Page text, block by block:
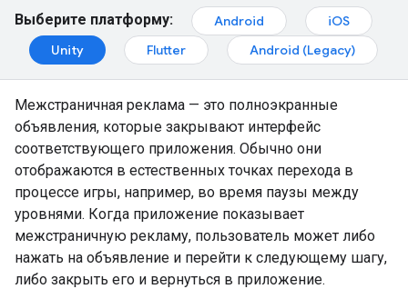
Выберите платформу: Android
iOS
Unity
Flutter Android (Legacy)
Межстраничная реклама — это полноэкранные
объявления, которые закрывают интерфейс
соответствующего приложения. Обычно они
отображаются в естественных точках перехода в
процессе игры, например, во время паузы между
уровнями. Когда приложение показывает
межстраничную рекламу, пользователь может либо
нажать на объявление и перейти к следующему шагу,
либо закрыть его и вернуться в приложение.